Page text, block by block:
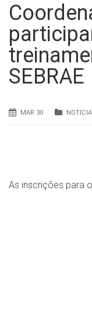
SEBRAE
MAR 30
As inscrições para